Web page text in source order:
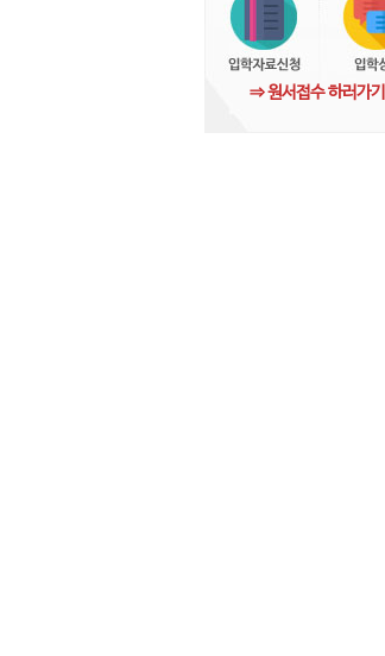
⇒ 원서접수 하러가기